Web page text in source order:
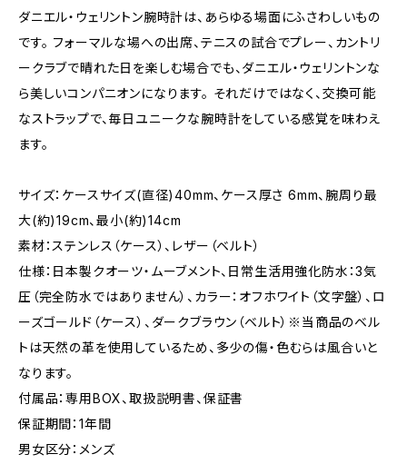
ダニエル・ウェリントン腕時計は、あらゆる場面にふさわしいもの
です。 フォーマルな場への出席、テニスの試合でプレー、カントリ
ークラブで晴れた日を楽しむ場合でも、ダニエル・ウェリントンな
ら美しいコンパニオンになります。 それだけではなく、交換可能
なストラップで、毎日ユニークな腕時計をしている感覚を味わえ
ます。
サイズ：ケースサイズ(直径)40mm、ケース厚さ 6mm、腕周り最
大(約)19cm、最小(約)14cm
素材：ステンレス（ケース）、レザー（ベルト）
仕様：日本製クオーツ・ムーブメント、日常生活用強化防水：3気
圧（完全防水ではありません）、カラー：オフホワイト（文字盤）、ロ
ーズゴールド（ケース）、ダークブラウン（ベルト）※当商品のベル
トは天然の革を使用しているため、多少の傷・色むらは風合いと
なります。
付属品：専用BOX、取扱説明書、保証書
保証期間：1年間
男女区分：メンズ